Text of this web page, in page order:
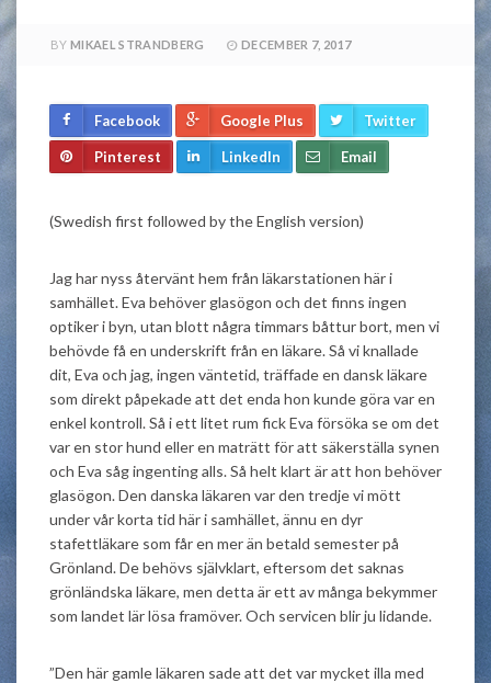
BY MIKAEL STRANDBERG DECEMBER 7, 2017
Facebook Google Plus Twitter
Pinterest LinkedIn Email
(Swedish first followed by the English version)
Jag har nyss återvänt hem från läkarstationen här i
samhället. Eva behöver glasögon och det finns ingen
optiker i byn, utan blott några timmars båttur bort, men vi
behövde få en underskrift från en läkare. Så vi knallade
dit, Eva och jag, ingen väntetid, träffade en dansk läkare
som direkt påpekade att det enda hon kunde göra var en
enkel kontroll. Så i ett litet rum fick Eva försöka se om det
var en stor hund eller en maträtt för att säkerställa synen
och Eva såg ingenting alls. Så helt klart är att hon behöver
glasögon. Den danska läkaren var den tredje vi mött
under vår korta tid här i samhället, ännu en dyr
stafettläkare som får en mer än betald semester på
Grönland. De behövs självklart, eftersom det saknas
grönländska läkare, men detta är ett av många bekymmer
som landet lär lösa framöver. Och servicen blir ju lidande.
”Den här gamle läkaren sade att det var mycket illa med